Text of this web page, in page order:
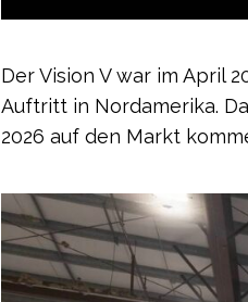
Der Vision V war im April
Auftritt in Nordamerika.
2026 auf den Markt